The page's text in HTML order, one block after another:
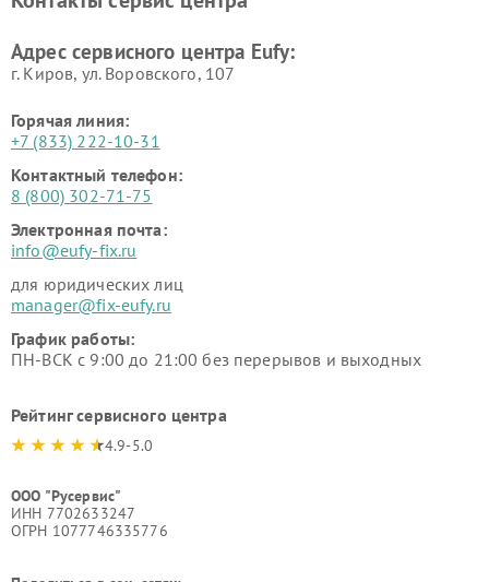
Адрес сервисного центра Eufy:
г. Киров, ул. Воровского, 107
Горячая линия:
+7 (833) 222-10-31
Контактный телефон:
8 (800) 302-71-75
Электронная почта:
info@eufy-fix.ru
для юридических лиц
manager@fix-eufy.ru
График работы:
ПН-ВСК с 9:00 до 21:00 без перерывов и выходных
Рейтинг сервисного центра
4.9-5.0
ООО "Русервис"
ИНН 7702633247
ОГРН 1077746335776